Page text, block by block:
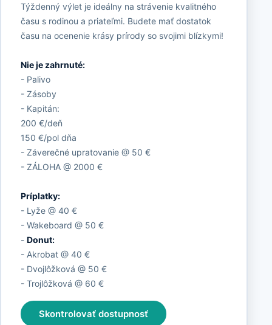
Týždenný výlet je ideálny na strávenie kvalitného
času s rodinou a priateľmi. Budete mať dostatok
času na ocenenie krásy prírody so svojimi blízkymi!
Nie je zahrnuté:
- Palivo
- Zásoby
- Kapitán:
200 €/deň
150 €/pol dňa
- Záverečné upratovanie @ 50 €
- ZÁLOHA @ 2000 €
Príplatky:
- Lyže @ 40 €
- Wakeboard @ 50 €
- Donut:
- Akrobat @ 40 €
- Dvojlôžková @ 50 €
- Trojlôžková @ 60 €
Skontrolovať dostupnosť